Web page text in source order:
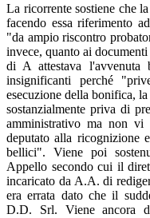
La ricorrente sostiene che
facendo essa riferimento
"da ampio riscontro
invece, quanto ai
di A attestava
insignificanti perché
esecuzione della bonifica,
sostanzialmente priva di
amministrativo ma non vi
deputato alla ricognizione
bellici". Viene poi
Appello secondo cui il
incaricato da A.A. di
era errata dato che il
D.D. Srl. Viene ancora